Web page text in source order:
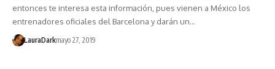
entonces te interesa esta información, pues vienen a México los
entrenadores oficiales del Barcelona y darán un…
LauraDarkmayo 27, 2019